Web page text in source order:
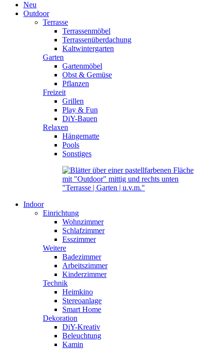
Neu
Outdoor
Terrasse
Terrassenmöbel
Terrassenüberdachung
Kaltwintergarten
Garten
Gartenmöbel
Obst & Gemüse
Pflanzen
Freizeit
Grillen
Play & Fun
DiY-Bauen
Relaxen
Hängematte
Pools
Sonstiges
Indoor
Einrichtung
Wohnzimmer
Schlafzimmer
Esszimmer
Weitere
Badezimmer
Arbeitszimmer
Kinderzimmer
Technik
Heimkino
Stereoanlage
Smart Home
Dekoration
DiY-Kreativ
Beleuchtung
Kamin